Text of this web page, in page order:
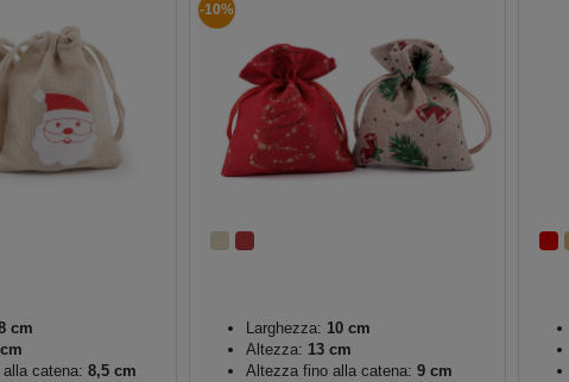
cm
catena: 8,5 cm
-10%
Larghezza: 10 cm
Altezza: 13 cm
Altezza fino alla catena: 9 cm